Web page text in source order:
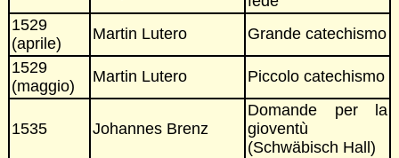
1529
(aprile)
Martin Lutero
Grande catechismo
1529
(maggio)
Martin Lutero Piccolo catechismo
1535 Johannes Brenz
Domande per la
gioventù
(Schwäbisch Hall)